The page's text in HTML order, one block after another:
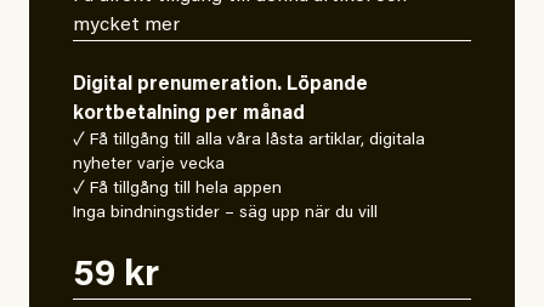
mycket mer
Digital prenumeration. Löpande
kortbetalning per månad
✓ Få tillgång till alla våra låsta artiklar, digitala
nyheter varje vecka
✓ Få tillgång till hela appen
Inga bindningstider – säg upp när du vill
59 kr